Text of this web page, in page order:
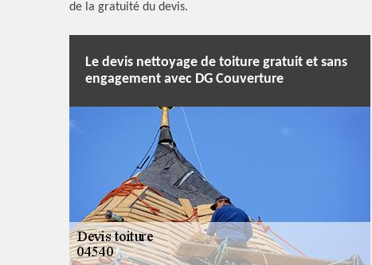
de la gratuité du devis.
Le devis nettoyage de toiture gratuit et sans
engagement avec DG Couverture